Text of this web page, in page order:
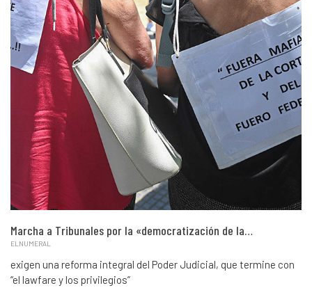
Marcha a Tribunales por la «democratización de la…
ELNUMERAL
exigen una reforma integral del Poder Judicial, que termine con
“el lawfare y los privilegios”